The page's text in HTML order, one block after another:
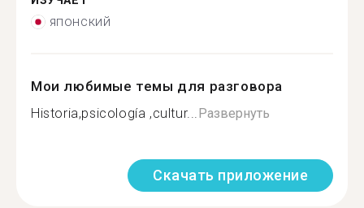
японский
Мои любимые темы для разговора
Historia,psicología ,cultur...Развернуть
Скачать приложение